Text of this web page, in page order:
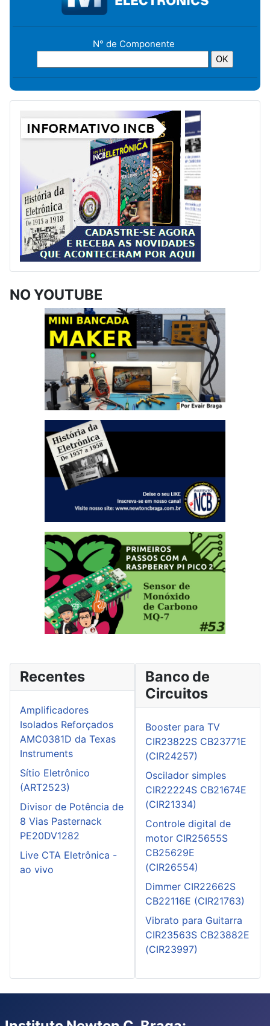
N° de Componente
NO YOUTUBE
Recentes
Amplificadores
Isolados Reforçados
AMC0381D da Texas
Instruments
Sítio Eletrônico
(ART2523)
Divisor de Potência de
8 Vias Pasternack
PE20DV1282
Live CTA Eletrônica -
ao vivo
Banco de
Circuitos
Booster para TV
CIR23822S CB23771E
(CIR24257)
Oscilador simples
CIR22224S CB21674E
(CIR21334)
Controle digital de
motor CIR25655S
CB25629E
(CIR26554)
Dimmer CIR22662S
CB22116E (CIR21763)
Vibrato para Guitarra
CIR23563S CB23882E
(CIR23997)